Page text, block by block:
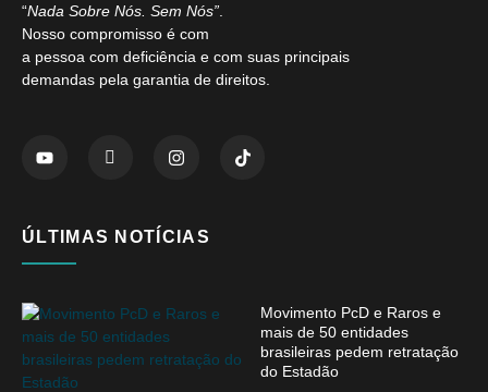
“Nada Sobre Nós. Sem Nós”
Nosso compromisso é com
a pessoa com deficiência e com suas principais
demandas pela garantia de direitos.
ÚLTIMAS NOTÍCIAS
Movimento PcD e Raros e
mais de 50 entidades
brasileiras pedem retratação
do Estadão